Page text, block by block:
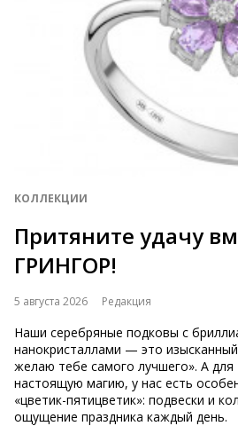
КОЛЛЕКЦИИ
Притяните удачу
ГРИНГОР!
5 августа 2026 Редакция
Наши серебряные подковы с
нанокристаллами — это изысканный
желаю тебе самого лучшего». А для
настоящую магию, у нас есть
«цветик-пятицветик»: подвески и
ощущение праздника каждый день.